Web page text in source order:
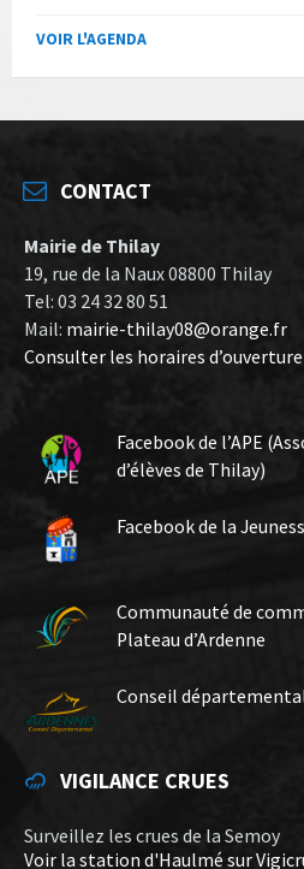
VOIR L'AGENDA
CONTACT
Mairie de Thilay
19, rue de la Naux 08800 Thilay
Tel: 03 24 32 80 51
Mail: mairie-thilay08@orange.fr
Consulter les horaires d’ouverture
Facebook de l’APE
d’élèves de Thilay)
Facebook de la
Communauté de
Plateau d’Ardenne
Conseil
VIGILANCE CRUES
Surveillez les crues de la Semoy
Voir la station d'Haulmé sur